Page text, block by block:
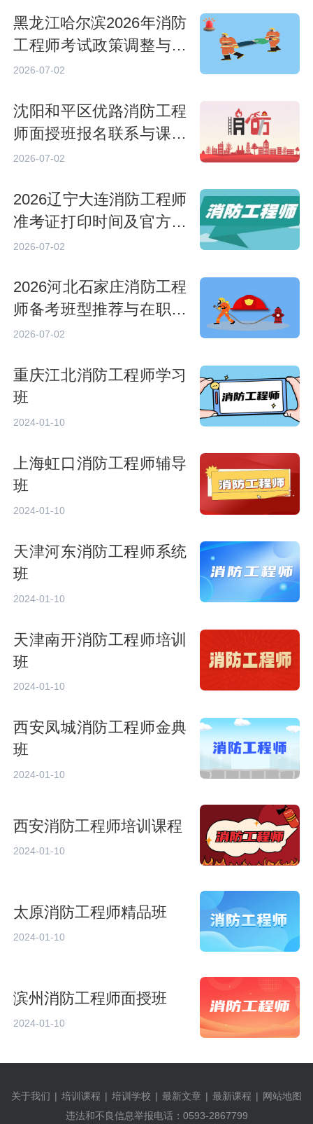
黑龙江哈尔滨2026年消防
工程师考试政策调整与应
对策略
2026-07-02
沈阳和平区优路消防工程
师面授班报名联系与课程
详情
2026-07-02
2026辽宁大连消防工程师
准考证打印时间及官方入
口
2026-07-02
2026河北石家庄消防工程
师备考班型推荐与在职备
考规划
2026-07-02
重庆江北消防工程师学习
班
2024-01-10
上海虹口消防工程师辅导
班
2024-01-10
天津河东消防工程师系统
班
2024-01-10
天津南开消防工程师培训
班
2024-01-10
西安凤城消防工程师金典
班
2024-01-10
西安消防工程师培训课程
2024-01-10
太原消防工程师精品班
2024-01-10
滨州消防工程师面授班
2024-01-10
关于我们 | 培训课程 | 培训学校 | 最新文章 | 最新课程 | 网站地图
违法和不良信息举报电话：0593-2867799